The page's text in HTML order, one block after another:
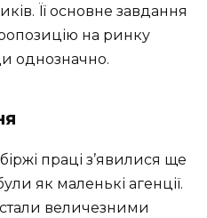
Її основне завдання
на ринку
однозначно.
праці з’явилися ще
як маленькі агенції.
величезними